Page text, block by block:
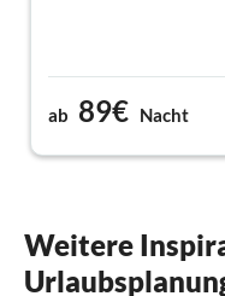
ab 89€ Nacht
Weitere